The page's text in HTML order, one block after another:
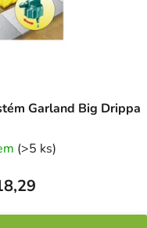
Garland Big Drippa
(>5 ks)